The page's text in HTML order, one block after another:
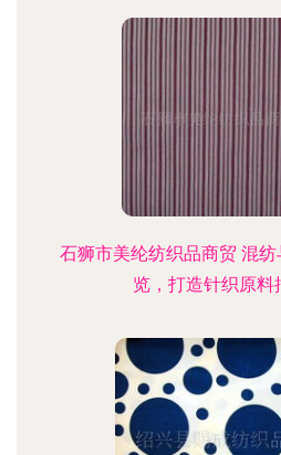
石狮市美纶纺织品商贸 混
览，打造针织原料